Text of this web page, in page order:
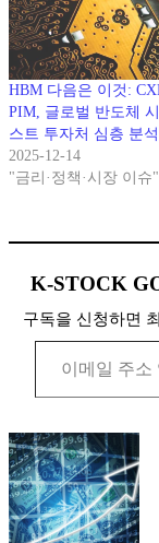
HBM 다음은 이것:
PIM, 글로벌 반도체
스트 투자처 심층 분석
2025-12-14
"금리·정책·시장 이슈
K-STOCK
구독을 신청하면
이메일 주소 입력…